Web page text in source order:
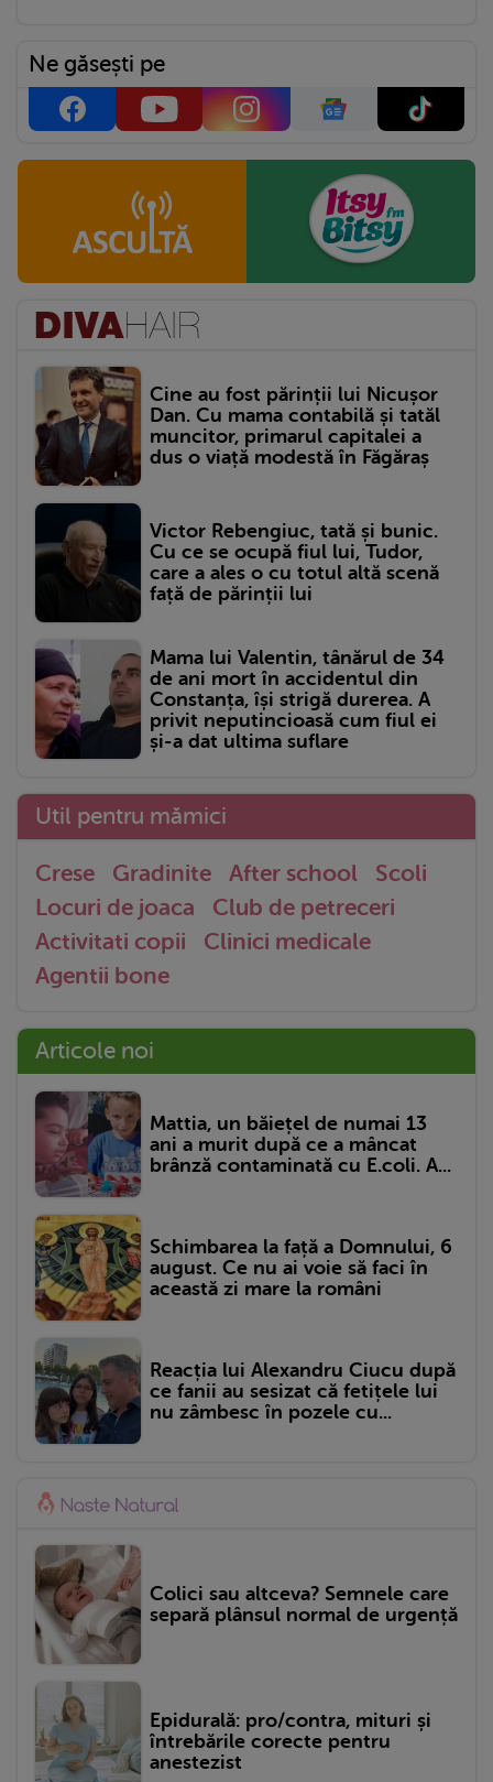
Ne găsești pe
Cine au fost părinții lui Nicușor
Dan. Cu mama contabilă și tatăl
muncitor, primarul capitalei a
dus o viață modestă în Făgăraș
Victor Rebengiuc, tată și bunic.
Cu ce se ocupă fiul lui, Tudor,
care a ales o cu totul altă scenă
față de părinții lui
Mama lui Valentin, tânărul de 34
de ani mort în accidentul din
Constanța, își strigă durerea. A
privit neputincioasă cum fiul ei
și-a dat ultima suflare
Util pentru mămici
Crese Gradinite After school
Scoli
Locuri de joaca
Club de petreceri
Activitati copii
Clinici medicale
Agentii bone
Articole noi
Mattia, un băiețel de numai 13
ani a murit după ce a mâncat
brânză contaminată cu E.coli. A...
Schimbarea la față a Domnului, 6
august. Ce nu ai voie să faci în
această zi mare la români
Reacția lui Alexandru Ciucu după
ce fanii au sesizat că fetițele lui
nu zâmbesc în pozele cu...
Colici sau altceva? Semnele care
separă plânsul normal de urgență
Epidurală: pro/contra, mituri și
întrebările corecte pentru
anestezist